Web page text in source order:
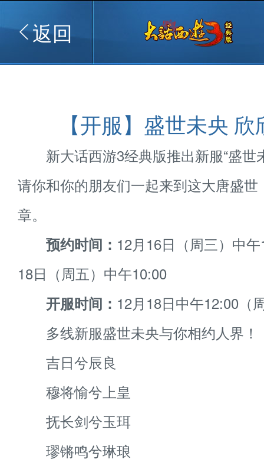
返回
【开服】盛世未央 欣
新大话西游3经典版推出新服“盛世
请你和你的朋友们一起来到这大唐盛世
章。
预约时间： 12月16日（周三）中
18日（周五）中午10:00
开服时间： 12月18日中午12:00（
多线新服盛世未央与你相约人界！
吉日兮辰良
穆将愉兮上皇
抚长剑兮玉珥
璆锵鸣兮琳琅